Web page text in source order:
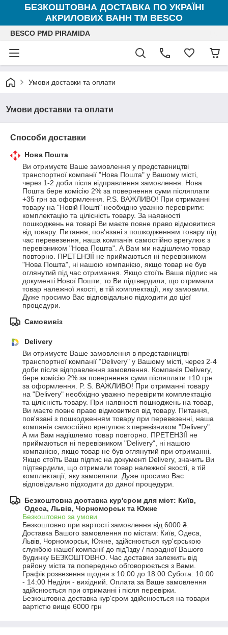
БЕЗКОШТОВНА ДОСТАВКА ПО УКРАЇНІ
АКРИЛОВИХ ВАНН ТМ BESCO
BESCO PMD PIRAMIDA
Умови доставки та оплати
Умови доставки та оплати
Способи доставки
Нова Пошта
Ви отримуєте Ваше замовлення у представництві
транспортної компанії "Нова Пошта" у Вашому місті,
через 1-2 доби після відправлення замовлення. Нова
Пошта бере комісію 2% за повернення суми післяплати
+35 грн за оформлення. P.S. ВАЖЛИВО! При отриманні
товару на "Новій Пошті" необхідно уважно перевірити:
комплектацію та цілісність товару. За наявності
пошкоджень на товарі Ви маєте повне право відмовитися
від товару. Питання, пов'язані з пошкодженням товару під
час перевезення, наша компанія самостійно врегулює з
перевізником "Нова Пошта". А Вам ми надішлемо товар
повторно. ПРЕТЕНЗІЇ не приймаються ні перевізником
"Нова Пошта", ні нашою компанією, якщо товар не був
оглянутий під час отримання. Якщо стоїть Ваша підпис на
документі Нової Пошти, то Ви підтвердили, що отримали
товар належної якості, в тій комплектації, яку замовили.
Дуже просимо Вас відповідально підходити до цієї
процедури.
Самовивіз
Delivery
Ви отримуєте Ваше замовлення в представництві
транспортної компанії "Delivery" у Вашому місті, через 2-4
доби після відправлення замовлення. Компанія Delivery,
бере комісію 2% за повернення суми післяплати +10 грн
за оформлення. P. S. ВАЖЛИВО! При отриманні товару
на "Delivery" необхідно уважно перевірити комплектацію
та цілісність товару. При наявності пошкоджень на товар,
Ви маєте повне право відмовитися від товару. Питання,
пов'язані з пошкодженням товару при перевезенні, наша
компанія самостійно врегулює з перевізником "Delivery".
А ми Вам надішлемо товар повторно. ПРЕТЕНЗІЇ не
приймаються ні перевізником "Delivery", ні нашою
компанією, якщо товар не був оглянутий при отриманні.
Якщо стоїть Ваш підпис на документі Delivery, значить Ви
підтвердили, що отримали товар належної якості, в тій
комплектації, яку замовляли. Дуже просимо Вас
відповідально підходити до даної процедури.
Безкоштовна доставка кур'єром для міст: Київ,
Одеса, Львів, Чорноморськ та Южне
Безкоштовно за умови
Безкоштовно при вартості замовлення від 6000 ₴.
Доставка Вашого замовлення по містам: Київ, Одеса,
Львів, Чорноморськ, Южне, здійснюється кур'єрською
службою нашої компанії до під'їзду / парадної Вашого
будинку БЕЗКОШТОВНО. Час доставки залежить від
району міста та попередньо обговорюється з Вами.
Графік розвезення щодня з 10:00 до 18:00 Субота: 10:00
- 14:00 Неділя - вихідний. Оплата за Ваше замовлення
здійснюється при отриманні і після перевірки.
Безкоштовна доставка кур'єром здійснюється на товари
вартістю вище 6000 грн